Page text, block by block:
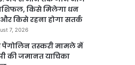
किसे मिलेगा धन
किसे रहना होगा सतर्क
7, 2026
पैंगोलिन तस्करी मामले में
की जमानत याचिका